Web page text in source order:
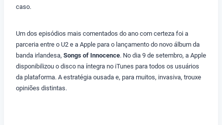
caso.
Um dos episódios mais comentados do ano com certeza foi a
parceria entre o U2 e a Apple para o lançamento do novo álbum da
banda irlandesa, Songs of Innocence. No dia 9 de setembro, a Apple
disponibilizou o disco na íntegra no iTunes para todos os usuários
da plataforma. A estratégia ousada e, para muitos, invasiva, trouxe
opiniões distintas.